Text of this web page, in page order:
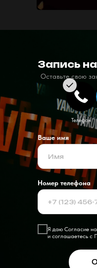
Запись
Оставьте свою
Телефон
Ваше имя
Номер телефона
Я даю Согласие
и соглашаетесь c